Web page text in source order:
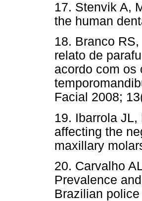
17. Stenvik A,
the human
18. Branco
relato de
acordo com os
Facial 2008;
19. Ibarrola
affecting the
maxillary
20. Carvalho
Prevalence
Brazilian